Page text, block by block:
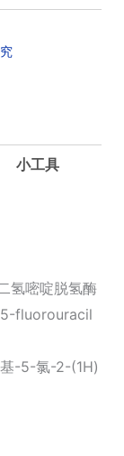
小工具
氢嘧啶脱氢酶
5-fluorouracil
-5-氯-2-(1H)